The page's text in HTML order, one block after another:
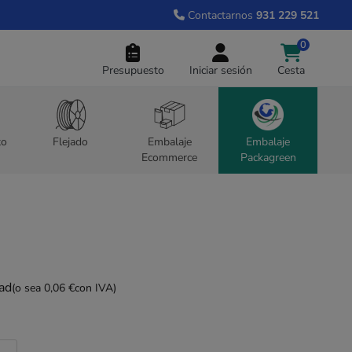
Contactarnos 931 229 521
Presupuesto Iniciar sesión Cesta
0
Flejado
Embalaje
Ecommerce
Embalaje
Packagreen
(o sea 0,06 €con IVA)